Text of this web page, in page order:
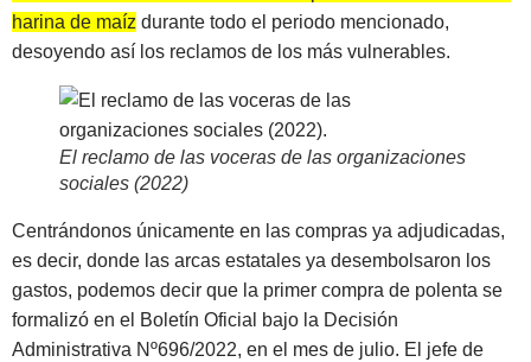
harina de maíz durante todo el periodo mencionado,
desoyendo así los reclamos de los más vulnerables.
El reclamo de las voceras de las organizaciones
sociales (2022)
Centrándonos únicamente en las compras ya adjudicadas,
es decir, donde las arcas estatales ya desembolsaron los
gastos, podemos decir que la primer compra de polenta se
formalizó en el Boletín Oficial bajo la Decisión
Administrativa Nº696/2022, en el mes de julio. El jefe de